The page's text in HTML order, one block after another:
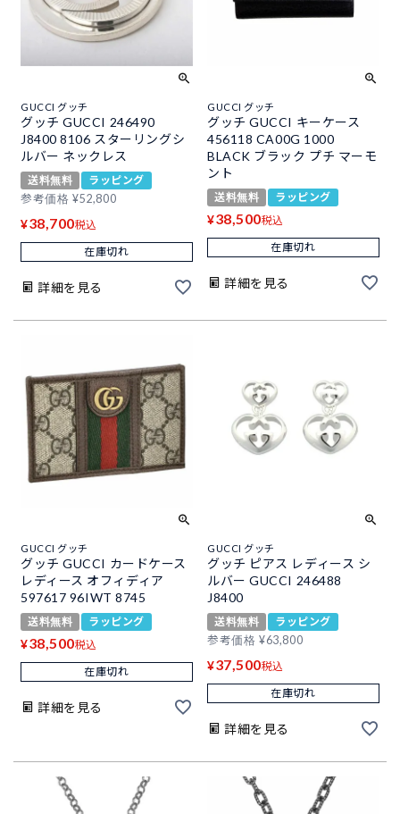
GUCCI グッチ
グッチ GUCCI 246490
J8400 8106 スターリングシ
ルバー ネックレス
送料無料
ラッピング
参考価格 ¥52,800
¥38,700税込
在庫切れ
詳細を見る
GUCCI グッチ
グッチ GUCCI キーケース
456118 CA00G 1000
BLACK ブラック プチ マーモ
ント
送料無料 ラッピング
¥38,500税込
在庫切れ
詳細を見る
GUCCI グッチ
グッチ GUCCI カードケース
レディース オフィディア
597617 96IWT 8745
送料無料 ラッピング
¥38,500税込
在庫切れ
詳細を見る
GUCCI グッチ
グッチ ピアス レディース シ
ルバー GUCCI 246488
J8400
送料無料
ラッピング
参考価格 ¥63,800
¥37,500税込
在庫切れ
詳細を見る